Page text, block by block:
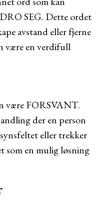
SEG. Dette ordet
avstand eller fjerne
være en verdifull
være FORSVANT.
der en person
eller trekker
som en mulig løsning